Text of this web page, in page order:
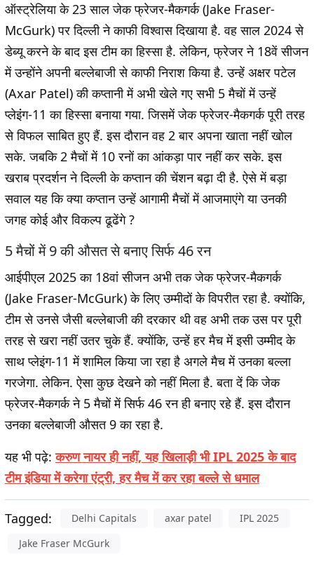
ऑस्ट्रेलिया के 23 साल जेक फ्रेजर-मैकगर्क (Jake Fraser-
McGurk) पर दिल्ली ने काफी विश्वास दिखाया है. वह साल 2024 से
डेब्यू करने के बाद इस टीम का हिस्सा है. लेकिन, फ्रेजर ने 18वें सीजन
में उन्होंने अपनी बल्लेबाजी से काफी निराश किया है. उन्हें अक्षर पटेल
(Axar Patel) की कप्तानी में अभी खेले गए सभी 5 मैचों में उन्हें
प्लेइंंग-11 का हिस्सा बनाया गया. जिसमें जेक फ्रेजर-मैकगर्क पूरी तरह
से विफल साबित हुए हैं. इस दौरान वह 2 बार अपना खाता नहीं खोल
सके. जबकि 2 मैचों में 10 रनों का आंकड़ा पार नहीं कर सके. इस
खराब प्रदर्शन ने दिल्ली के कप्तान की चेंशन बढ़ा दी है. ऐसे में बड़ा
सवाल यह कि क्या कप्तान उन्हें आगामी मैचों में आजमाएंगे या उनकी
जगह कोई और विकल्प ढूढेंगे ?
5 मैचों में 9 की औसत से बनाए सिर्फ 46 रन
आईपीएल 2025 का 18वां सीजन अभी तक जेक फ्रेजर-मैकगर्क
(Jake Fraser-McGurk) के लिए उम्मीदों के विपरीत रहा है. क्योंकि,
टीम से उनसे जैसी बल्लेबाजी की दरकार थी वह अभी तक उस पर पूरी
तरह से खरा नहीं उतर चुके हैं. क्योंकि, उन्हें हर मैच में इसी उम्मीद के
साथ प्लेइंग-11 में शामिल किया जा रहा है अगले मैच में उनका बल्ला
गरजेगा. लेकिन. ऐसा कुछ देखने को नहीं मिला है. बता दें कि जेक
फ्रेजर-मैकगर्क ने 5 मैचों में सिर्फ 46 रन ही बनाए रहे हैं. इस दौरान
उनका बल्लेबाजी औसत 9 का रहा है.
यह भी पढ़े:करुण नायर ही नहीं, यह खिलाड़ी भी IPL 2025 के बाद
टीम इंडिया में करेगा एंट्री, हर मैच में कर रहा बल्ले से धमाल
Tagged: Delhi Capitals axar patel
IPL 2025
Jake Fraser McGurk